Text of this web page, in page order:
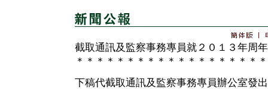
截取通訊及監察事務專員就２０１３年周
＊＊＊＊＊＊＊＊＊＊＊＊＊＊＊＊＊＊
下稿代截取通訊及監察事務專員辦公室發